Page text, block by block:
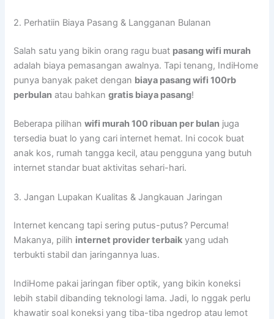
2. Perhatiin Biaya Pasang & Langganan Bulanan
Salah satu yang bikin orang ragu buat pasang wifi murah
adalah biaya pemasangan awalnya. Tapi tenang, IndiHome
punya banyak paket dengan biaya pasang wifi 100rb
perbulan atau bahkangratis biaya pasang!
Beberapa pilihanwifi murah 100 ribuan per bulan juga
tersedia buat lo yang cari internet hemat. Ini cocok buat
anak kos, rumah tangga kecil, atau pengguna yang butuh
internet standar buat aktivitas sehari-hari.
3. Jangan Lupakan Kualitas & Jangkauan Jaringan
Internet kencang tapi sering putus-putus? Percuma!
Makanya, pilih internet provider terbaik yang udah
terbukti stabil dan jaringannya luas.
IndiHome pakai jaringan fiber optik, yang bikin koneksi
lebih stabil dibanding teknologi lama. Jadi, lo nggak perlu
khawatir soal koneksi yang tiba-tiba ngedrop atau lemot